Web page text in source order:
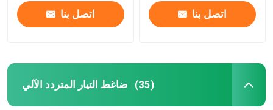
اتصل بنا اتصل بنا
ضاغط التيار المتردد الآلي (35)